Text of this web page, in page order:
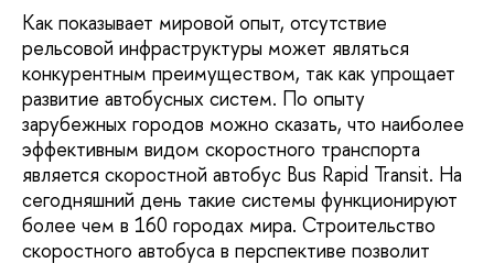
Как показывает мировой опыт, отсутствие
рельсовой инфраструктуры может являться
конкурентным преимуществом, так как упрощает
развитие автобусных систем. По опыту
зарубежных городов можно сказать, что наиболее
эффективным видом скоростного транспорта
является скоростной автобус Bus Rapid Transit. На
сегодняшний день такие системы функционируют
более чем в 160 городах мира. Строительство
скоростного автобуса в перспективе позволит